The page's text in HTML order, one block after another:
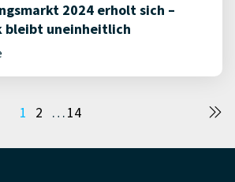
2024 erholt sich –
bleibt uneinheitlich
1 2 …14